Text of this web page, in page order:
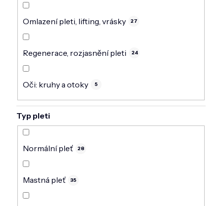
Omlazení pleti, lifting, vrásky 27
Regenerace, rozjasnění pleti 24
Oči: kruhy a otoky 5
Typ pleti
Normální pleť 28
Mastná pleť 35